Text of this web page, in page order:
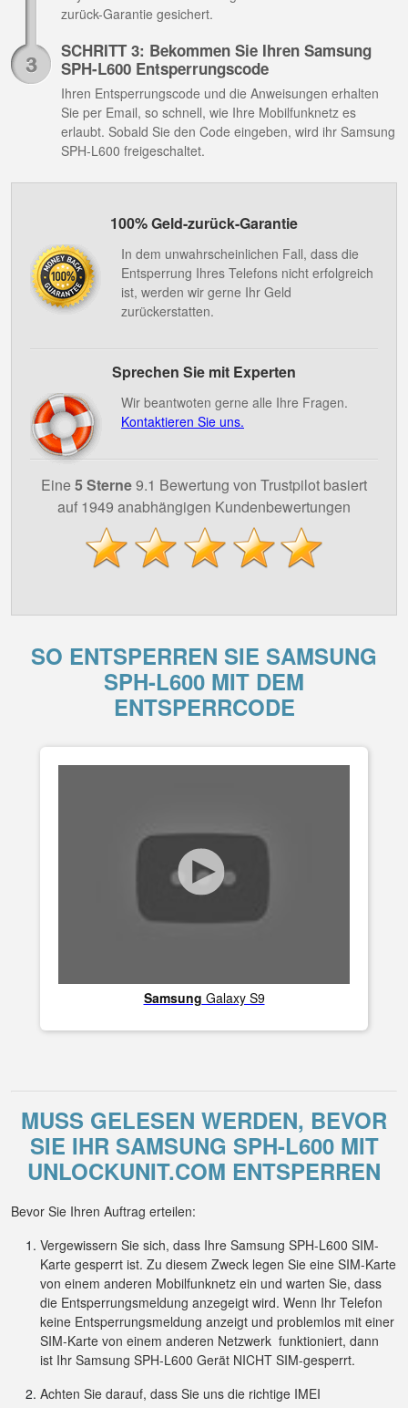
zurück-Garantie gesichert.
SCHRITT 3: Bekommen Sie Ihren Samsung
SPH-L600 Entsperrungscode
Ihren Entsperrungscode und die Anweisungen erhalten
Sie per Email, so schnell, wie Ihre Mobilfunknetz es
erlaubt. Sobald Sie den Code eingeben, wird ihr Samsung
SPH-L600 freigeschaltet.
100% Geld-zurück-Garantie
In dem unwahrscheinlichen Fall, dass die
Entsperrung Ihres Telefons nicht erfolgreich
ist, werden wir gerne Ihr Geld
zurückerstatten.
Sprechen Sie mit Experten
Wir beantwoten gerne alle Ihre Fragen.
Kontaktieren Sie uns.
Eine 5 Sterne9.1 Bewertung von Trustpilot basiert
auf 1949 anabhängigen Kundenbewertungen
SO ENTSPERREN SIE SAMSUNG
SPH-L600 MIT DEM
ENTSPERRCODE
Samsung Galaxy S9
MUSS GELESEN WERDEN, BEVOR
SIE IHR SAMSUNG SPH-L600 MIT
UNLOCKUNIT.COM ENTSPERREN
Bevor Sie Ihren Auftrag erteilen:
Vergewissern Sie sich, dass Ihre Samsung SPH-L600 SIM-
Karte gesperrt ist. Zu diesem Zweck legen Sie eine SIM-Karte
von einem anderen Mobilfunknetz ein und warten Sie, dass
die Entsperrungsmeldung anzegeigt wird. Wenn Ihr Telefon
keine Entsperrungsmeldung anzeigt und problemlos mit einer
SIM-Karte von einem anderen Netzwerk funktioniert, dann
ist Ihr Samsung SPH-L600 Gerät NICHT SIM-gesperrt.
Achten Sie darauf, dass Sie uns die richtige IMEI